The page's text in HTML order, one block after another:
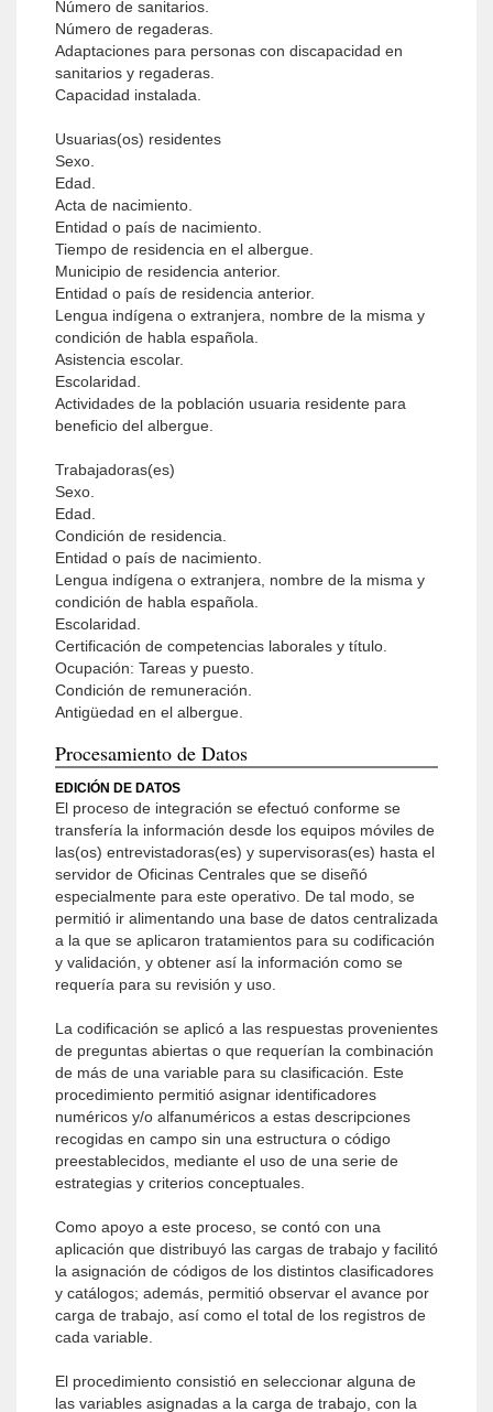
Número de sanitarios.
Número de regaderas.
Adaptaciones para personas con discapacidad en
sanitarios y regaderas.
Capacidad instalada.
Usuarias(os) residentes
Sexo.
Edad.
Acta de nacimiento.
Entidad o país de nacimiento.
Tiempo de residencia en el albergue.
Municipio de residencia anterior.
Entidad o país de residencia anterior.
Lengua indígena o extranjera, nombre de la misma y
condición de habla española.
Asistencia escolar.
Escolaridad.
Actividades de la población usuaria residente para
beneficio del albergue.
Trabajadoras(es)
Sexo.
Edad.
Condición de residencia.
Entidad o país de nacimiento.
Lengua indígena o extranjera, nombre de la misma y
condición de habla española.
Escolaridad.
Certificación de competencias laborales y título.
Ocupación: Tareas y puesto.
Condición de remuneración.
Antigüedad en el albergue.
Procesamiento de Datos
EDICIÓN DE DATOS
El proceso de integración se efectuó conforme se
transfería la información desde los equipos móviles de
las(os) entrevistadoras(es) y supervisoras(es) hasta el
servidor de Oficinas Centrales que se diseñó
especialmente para este operativo. De tal modo, se
permitió ir alimentando una base de datos centralizada
a la que se aplicaron tratamientos para su codificación
y validación, y obtener así la información como se
requería para su revisión y uso.
La codificación se aplicó a las respuestas provenientes
de preguntas abiertas o que requerían la combinación
de más de una variable para su clasificación. Este
procedimiento permitió asignar identificadores
numéricos y/o alfanuméricos a estas descripciones
recogidas en campo sin una estructura o código
preestablecidos, mediante el uso de una serie de
estrategias y criterios conceptuales.
Como apoyo a este proceso, se contó con una
aplicación que distribuyó las cargas de trabajo y facilitó
la asignación de códigos de los distintos clasificadores
y catálogos; además, permitió observar el avance por
carga de trabajo, así como el total de los registros de
cada variable.
El procedimiento consistió en seleccionar alguna de
las variables asignadas a la carga de trabajo, con la